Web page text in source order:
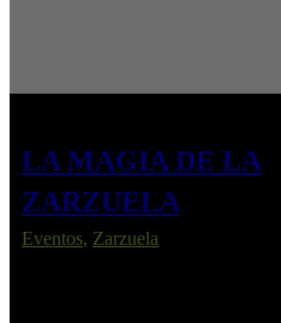
LA MAGIA DE LA
ZARZUELA
Eventos, Zarzuela